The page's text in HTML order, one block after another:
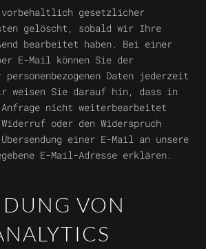
vorbehaltlich gesetzlicher
gelöscht, sobald wir Ihre
bearbeitet haben. Bei einer
E-Mail können Sie der
Daten jederzeit
weisen Sie darauf hin, dass in
nicht weiterbearbeitet
oder den Widerspruch
einer E-Mail an unsere
E-Mail-Adresse erklären.
VON